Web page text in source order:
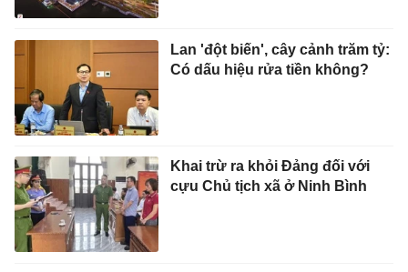
Lan 'đột biến', cây cảnh trăm tỷ:
Có dấu hiệu rửa tiền không?
Khai trừ ra khỏi Đảng đối với
cựu Chủ tịch xã ở Ninh Bình